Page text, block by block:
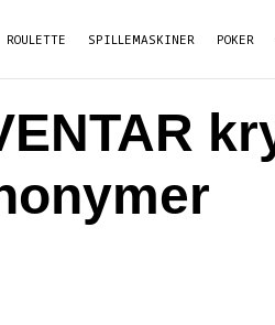
ROULETTE SPILLEMASKINER POKER